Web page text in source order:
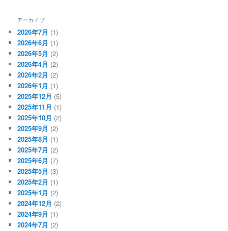
アーカイブ
2026年7月 (1)
2026年6月 (1)
2026年5月 (2)
2026年4月 (2)
2026年2月 (2)
2026年1月 (1)
2025年12月 (5)
2025年11月 (1)
2025年10月 (2)
2025年9月 (2)
2025年8月 (1)
2025年7月 (2)
2025年6月 (7)
2025年5月 (3)
2025年2月 (1)
2025年1月 (2)
2024年12月 (2)
2024年9月 (1)
2024年7月 (2)